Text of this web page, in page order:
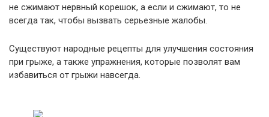
не сжимают нервный корешок, а если и сжимают, то не
всегда так, чтобы вызвать серьезные жалобы.
Существуют народные рецепты для улучшения состояния
при грыже, а также упражнения, которые позволят вам
избавиться от грыжи навсегда.